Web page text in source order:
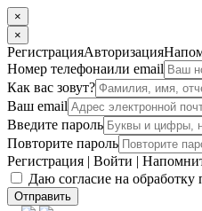
×
×
РегистрацияАвторизация
Номер телефонаили email
Как вас зовут?
Ваш email
Введите пароль
Повторите пароль
Регистрация | Войти |
Даю согласие на
Отправить